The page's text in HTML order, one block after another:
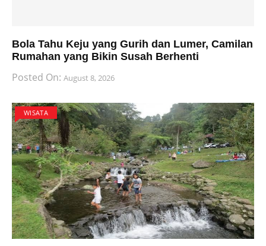
Bola Tahu Keju yang Gurih dan Lumer, Camilan
Rumahan yang Bikin Susah Berhenti
Posted On: August 8, 2026
WISATA